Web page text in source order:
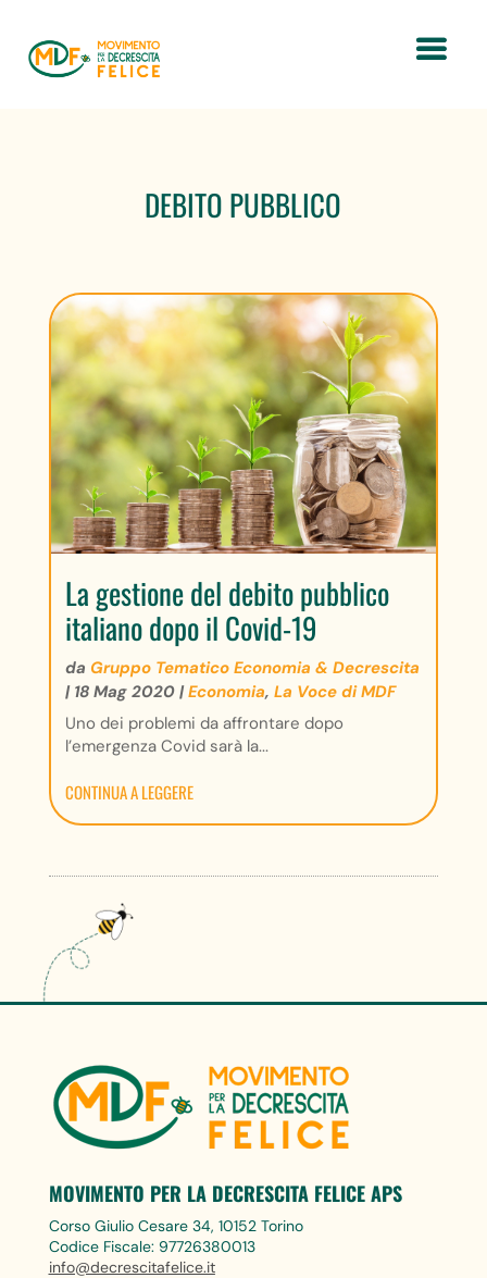
DEBITO PUBBLICO
La gestione del debito pubblico
italiano dopo il Covid-19
da Gruppo Tematico Economia & Decrescita
| 18 Mag 2020|Economia, La Voce di MDF
Uno dei problemi da affrontare dopo
l’emergenza Covid sarà la...
CONTINUA A LEGGERE
MOVIMENTO PER LA DECRESCITA FELICE APS
Corso Giulio Cesare 34, 10152 Torino
Codice Fiscale: 97726380013
info@decrescitafelice.it